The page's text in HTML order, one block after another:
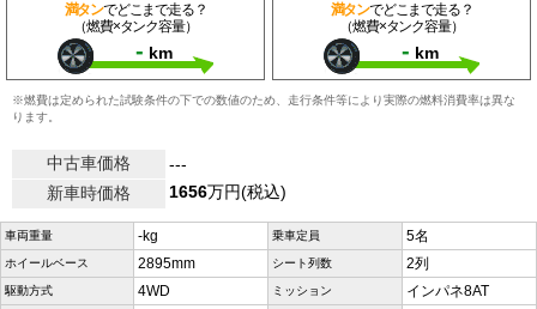
満タンでどこまで走る？
（燃費×タンク容量）
- km
満タンでどこまで走る？
（燃費×タンク容量）
- km
※燃費は定められた試験条件の下での数値のため、走行条件等により実際の燃料消費率は異な
ります。
中古車価格
---
新車時価格
1656万円(税込)
車両重量 -kg 乗車定員 5名
ホイールベース 2895mm シート列数 2列
駆動方式 4WD ミッション インパネ8AT